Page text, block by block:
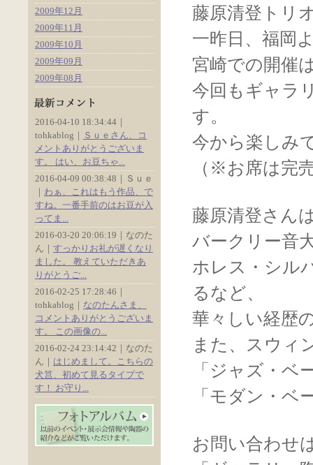
藤原清登トリ
一昨日、福岡
宮崎での開催
今回もギャラ
す。
今から楽しみ
（※お席は完
藤原清登さん
バークリー音
ホレス・シル
るなど、
華々しい経歴
また、スウィ
「ジャズ・ベ
「モダン・
お問い合わせ
2009年12月
2009年11月
2009年10月
2009年09月
2009年08月
2016-04-10 18:34:44｜
tohkablog｜
Ｓｕｅさん、コ
メントありがとうございま
す。 はい、お豆ちゃ...
2016-04-09 00:38:48｜Ｓｕｅ
わぁ、これはもう作品、で
すね。一番手前のはお豆が入
ってま...
2016-03-20 20:06:19｜なのた
ん｜ すっかりお礼が遅くなり
ました。 教えていただきあ
りがとうご...
2016-02-25 17:28:46｜
tohkablog｜ なのたんさま、
コメントありがとうございま
す。 この画像の...
2016-02-24 23:14:42｜なのた
ん｜ はじめまして。こちらの
犬筥、初めて見るタイプで
す！ お守り...